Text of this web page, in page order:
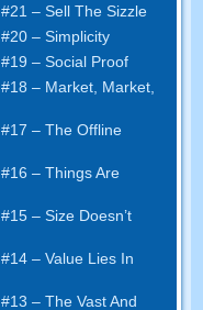
#21– Sell The Sizzle
#20 –Simplicity
#19– Social Proof
#18– Market Market
#17– The Offline
#16– Things Are
#15– Size Doesn’t
#14– Value Lies In
#13– The Vast And